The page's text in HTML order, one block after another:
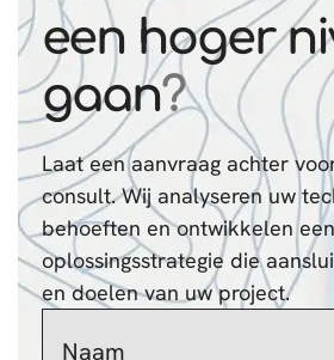
een hoger
gaan?
Laat een aanvraag achter
consult. Wij analyseren uw
behoeften en ontwikkelen
oplossingsstrategie die
en doelen van uw project.